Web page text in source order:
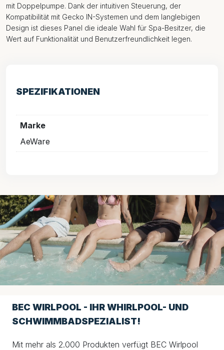
mit Doppelpumpe. Dank der intuitiven Steuerung, der
Kompatibilität mit Gecko IN-Systemen und dem langlebigen
Design ist dieses Panel die ideale Wahl für Spa-Besitzer, die
Wert auf Funktionalität und Benutzerfreundlichkeit legen.
SPEZIFIKATIONEN
Marke
AeWare
BEC WIRLPOOL - IHR WHIRLPOOL- UND
SCHWIMMBADSPEZIALIST!
Mit mehr als 2.000 Produkten verfügt BEC Wirlpool